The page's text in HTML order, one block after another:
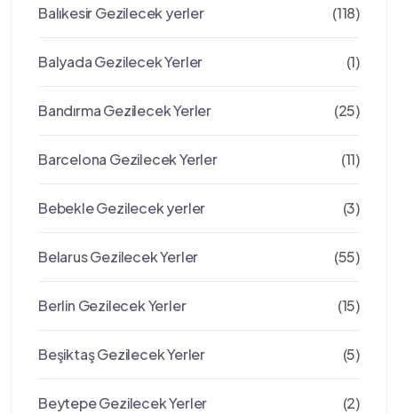
Balıkesir Gezilecek yerler (118)
Balyada Gezilecek Yerler (1)
Bandırma Gezilecek Yerler (25)
Barcelona Gezilecek Yerler (11)
Bebekle Gezilecek yerler (3)
Belarus Gezilecek Yerler (55)
Berlin Gezilecek Yerler (15)
Beşiktaş Gezilecek Yerler (5)
Beytepe Gezilecek Yerler (2)